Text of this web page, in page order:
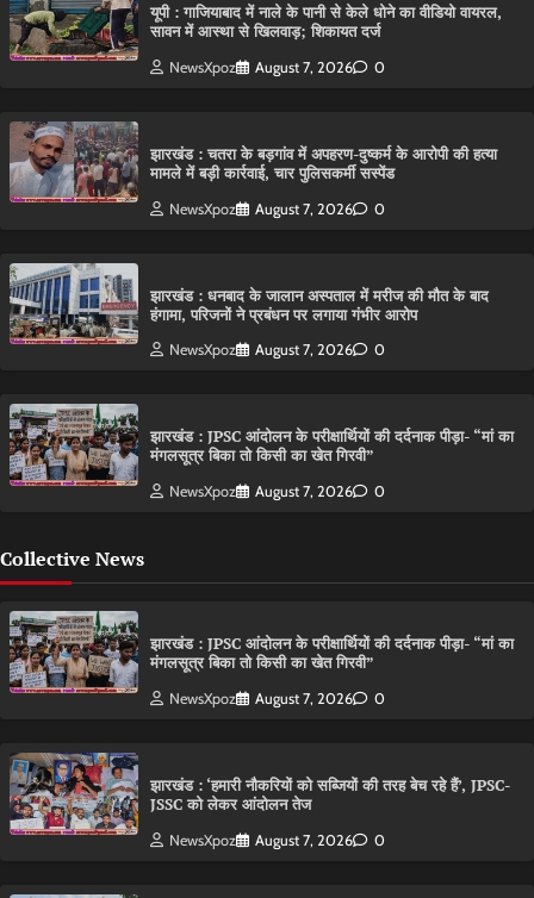
यूपी : गाजियाबाद में नाले के पानी से केले धोने का वीडियो वायरल,
सावन में आस्था से खिलवाड़; शिकायत दर्ज
NewsXpoz August 7, 2026 0
झारखंड : चतरा के बड़गांव में अपहरण-दुष्कर्म के आरोपी की हत्या
मामले में बड़ी कार्रवाई, चार पुलिसकर्मी सस्पेंड
NewsXpoz August 7, 2026 0
झारखंड : धनबाद के जालान अस्पताल में मरीज की मौत के बाद
हंगामा, परिजनों ने प्रबंधन पर लगाया गंभीर आरोप
NewsXpoz August 7, 2026 0
झारखंड : JPSC आंदोलन के परीक्षार्थियों की दर्दनाक पीड़ा- “मां का
मंगलसूत्र बिका तो किसी का खेत गिरवी”
NewsXpoz August 7, 2026 0
Collective News
झारखंड : JPSC आंदोलन के परीक्षार्थियों की दर्दनाक पीड़ा- “मां का
मंगलसूत्र बिका तो किसी का खेत गिरवी”
NewsXpoz August 7, 2026 0
झारखंड : ‘हमारी नौकरियों को सब्जियों की तरह बेच रहे हैं’, JPSC-
JSSC को लेकर आंदोलन तेज
NewsXpoz August 7, 2026 0